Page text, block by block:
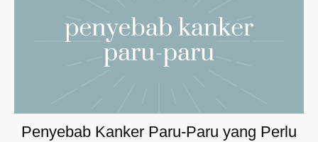
Penyebab Kanker Paru-Paru yang Perlu